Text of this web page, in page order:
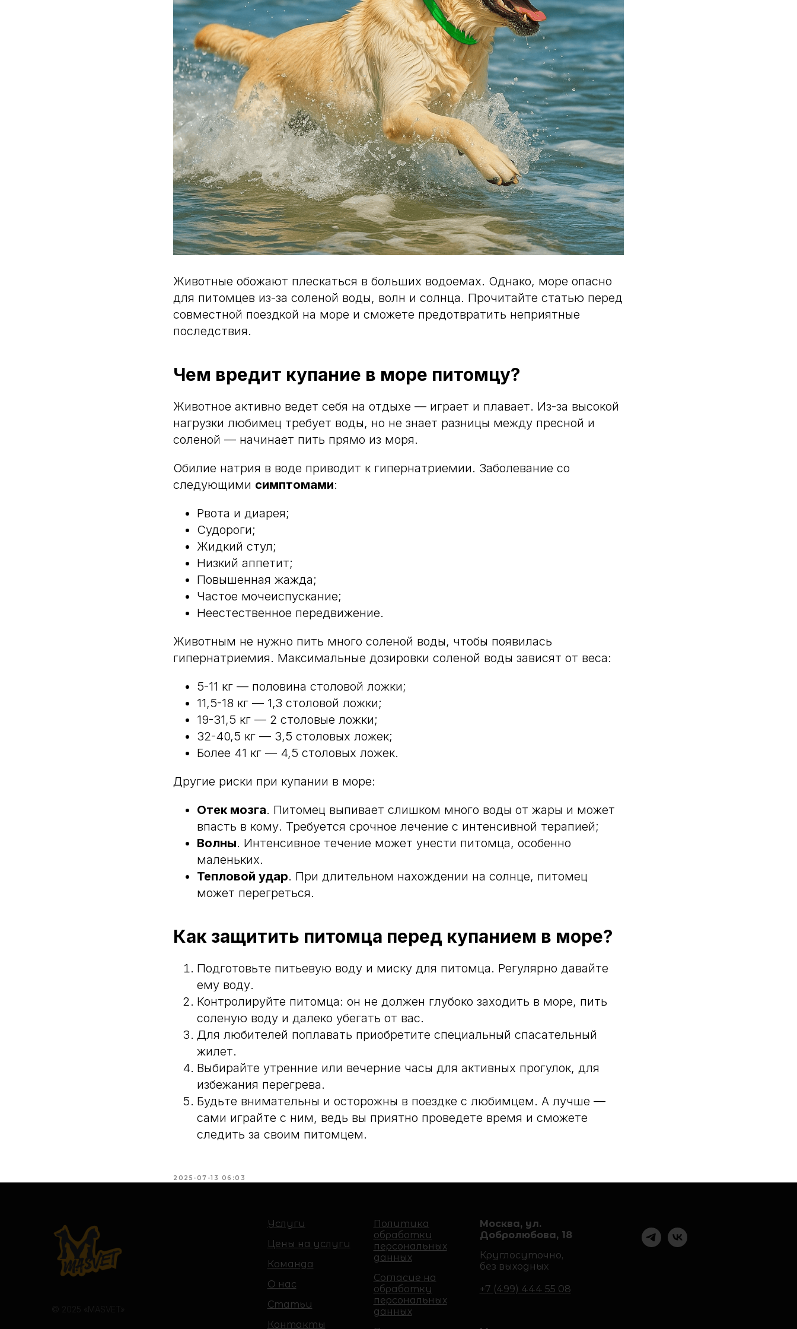
Животные обожают плескаться в больших водоемах. Однако, море опасно
для питомцев из-за соленой воды, волн и солнца. Прочитайте статью перед
совместной поездкой на море и сможете предотвратить неприятные
последствия.
Чем вредит купание в море питомцу?
Животное активно ведет себя на отдыхе — играет и плавает. Из-за высокой
нагрузки любимец требует воды, но не знает разницы между пресной и
соленой — начинает пить прямо из моря.
Обилие натрия в воде приводит к гипернатриемии. Заболевание со
следующими симптомами:
Рвота и диарея;
Судороги;
Жидкий стул;
Низкий аппетит;
Повышенная жажда;
Частое мочеиспускание;
Неестественное передвижение.
Животным не нужно пить много соленой воды, чтобы появилась
гипернатриемия. Максимальные дозировки соленой воды зависят от веса:
5-11 кг — половина столовой ложки;
11,5-18 кг — 1,3 столовой ложки;
19-31,5 кг — 2 столовые ложки;
32-40,5 кг — 3,5 столовых ложек;
Более 41 кг — 4,5 столовых ложек.
Другие риски при купании в море:
Отек мозга. Питомец выпивает слишком много воды от жары и может
впасть в кому. Требуется срочное лечение с интенсивной терапией;
Волны. Интенсивное течение может унести питомца, особенно
маленьких.
Тепловой удар. При длительном нахождении на солнце, питомец
может перегреться.
Как защитить питомца перед купанием в море?
Подготовьте питьевую воду и миску для питомца. Регулярно давайте
ему воду.
Контролируйте питомца: он не должен глубоко заходить в море, пить
соленую воду и далеко убегать от вас.
Для любителей поплавать приобретите специальный спасательный
жилет.
Выбирайте утренние или вечерние часы для активных прогулок, для
избежания перегрева.
Будьте внимательны и осторожны в поездке с любимцем. А лучше —
сами играйте с ним, ведь вы приятно проведете время и сможете
следить за своим питомцем.
2025-07-13 06:03
Услуги
Цены на услуги
Команда
О нас
Статьи
Контакты
Политика
обработки
персональных
данных
Согласие на
обработку
персональных
данных
Москва, ул.
Добролюбова, 18
Круглосуточно,
без выходных
+7 (499) 444 55 08